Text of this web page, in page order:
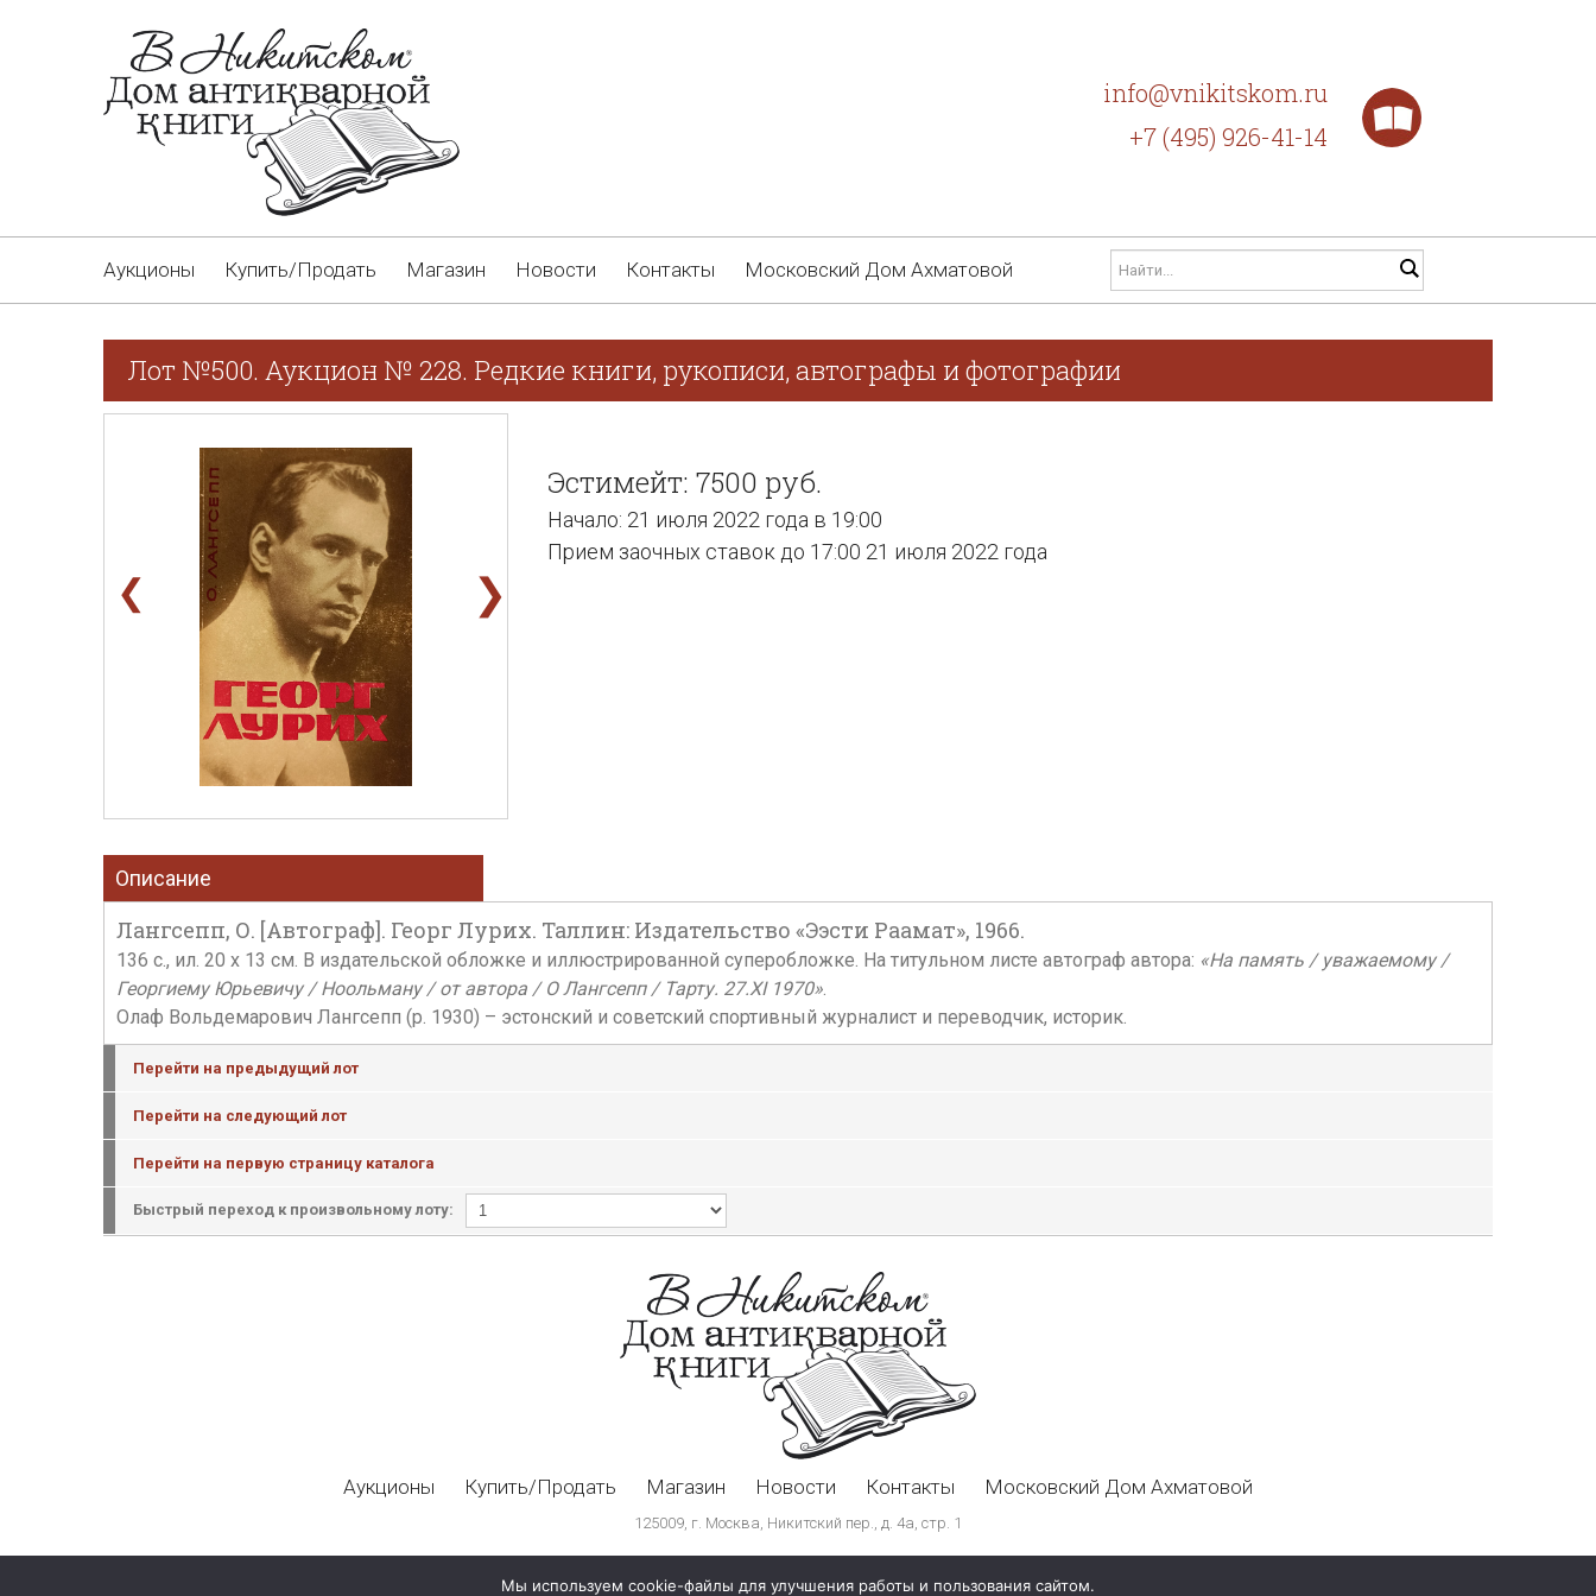
info@vnikitskom.ru
+7 (495) 926-41-14
Аукционы Купить/Продать Магазин Новости Контакты Московский Дом Ахматовой
Лот №500. Аукцион № 228. Редкие книги, рукописи, автографы и фотографии
❮ ❯
Эстимейт: 7500 руб.
Начало: 21 июля 2022 года в 19:00
Прием заочных ставок до 17:00 21 июля 2022 года
Описание
Лангсепп, О. [Автограф]. Георг Лурих. Таллин: Издательство «Ээсти Раамат», 1966.
136 с., ил. 20 х 13 см. В издательской обложке и иллюстрированной суперобложке. На титульном листе автограф автора: «На память / уважаемому /
Георгиему Юрьевичу / Ноольману / от автора / О Лангсепп / Тарту. 27.XI 1970».
Олаф Вольдемарович Лангсепп (р. 1930) – эстонский и советский спортивный журналист и переводчик, историк.
Перейти на предыдущий лот
Перейти на следующий лот
Перейти на первую страницу каталога
Быстрый переход к произвольному лоту:
Аукционы Купить/Продать Магазин Новости Контакты Московский Дом Ахматовой
125009, г. Москва, Никитский пер., д. 4а, стр. 1
Мы используем cookie-файлы для улучшения работы и пользования сайтом.